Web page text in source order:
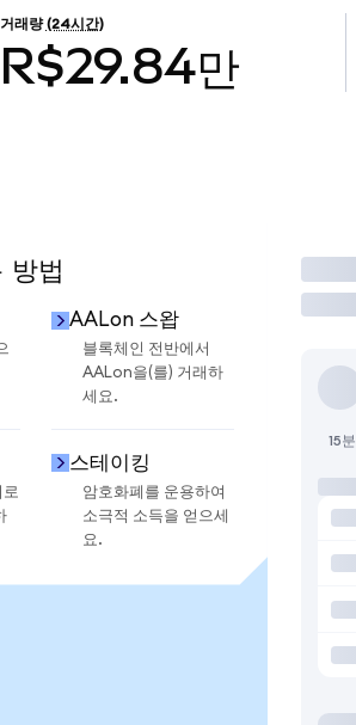
거래량 (24시간)
R$29.84만
법
AALon 스왑
블록체인 전반에서
AALon을(를) 거래하
세요.
스테이킹
암호화폐를 운용하여
소극적 소득을 얻으세
요.
거래
15분